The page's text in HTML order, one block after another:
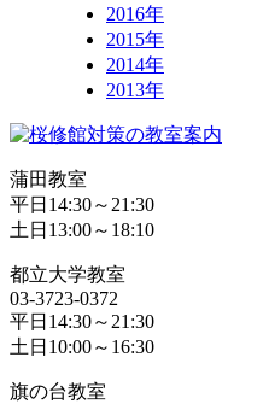
2016年
2015年
2014年
2013年
蒲田教室
平日14:30～21:30
土日13:00～18:10
都立大学教室
03-3723-0372
平日14:30～21:30
土日10:00～16:30
旗の台教室